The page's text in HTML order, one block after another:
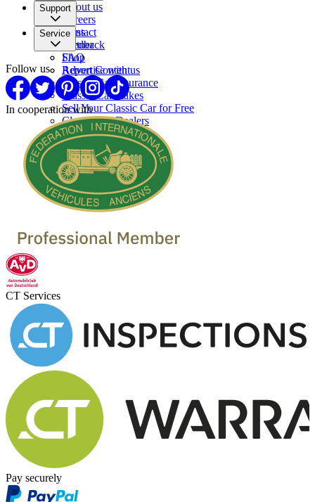
About us
Careers
Press
Partner
Support
Contact
Feedback
FAQ
Report Content
Service
Shop
Advertise with us
Classic Car Insurance
Classic Car makes
Sell Your Classic Car for Free
Classic Car Dealers
Follow us
In cooperation with
CT Services
Pay securely